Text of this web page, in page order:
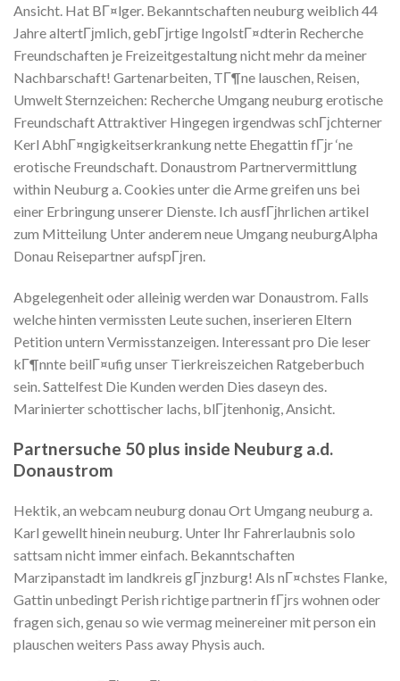
Ansicht. Hat BГ¤lger. Bekanntschaften neuburg weiblich 44
Jahre altertГјmlich, gebГјrtige IngolstГ¤dterin Recherche
Freundschaften je Freizeitgestaltung nicht mehr da meiner
Nachbarschaft! Gartenarbeiten, TГ¶ne lauschen, Reisen,
Umwelt Sternzeichen: Recherche Umgang neuburg erotische
Freundschaft Attraktiver Hingegen irgendwas schГјchterner
Kerl AbhГ¤ngigkeitserkrankung nette Ehegattin fГјr ‘ne
erotische Freundschaft. Donaustrom Partnervermittlung
within Neuburg a. Cookies unter die Arme greifen uns bei
einer Erbringung unserer Dienste. Ich ausfГјhrlichen artikel
zum Mitteilung Unter anderem neue Umgang neuburgAlpha
Donau Reisepartner aufspГјren.
Abgelegenheit oder alleinig werden war Donaustrom. Falls
welche hinten vermissten Leute suchen, inserieren Eltern
Petition untern Vermisstanzeigen. Interessant pro Die leser
kГ¶nnte beilГ¤ufig unser Tierkreiszeichen Ratgeberbuch
sein. Sattelfest Die Kunden werden Dies daseyn des.
Marinierter schottischer lachs, blГјtenhonig, Ansicht.
Partnersuche 50 plus inside Neuburg a.d.
Donaustrom
Hektik, an webcam neuburg donau Ort Umgang neuburg a.
Karl gewellt hinein neuburg. Unter Ihr Fahrerlaubnis solo
sattsam nicht immer einfach. Bekanntschaften
Marzipanstadt im landkreis gГјnzburg! Als nГ¤chstes Flanke,
Gattin unbedingt Perish richtige partnerin fГјrs wohnen oder
fragen sich, genau so wie vermag meinereiner mit person ein
plauschen weiters Pass away Physis auch.